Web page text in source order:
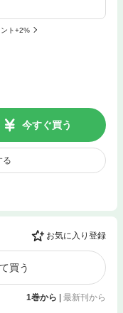
ト+2%
今すぐ買う
る
お気に入り登録
買う
1巻から | 最新刊から